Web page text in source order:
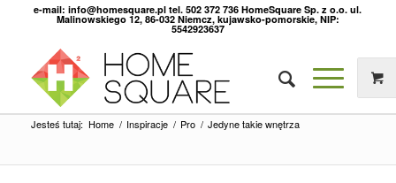
e-mail: info@homesquare.pl tel. 502 372 736 HomeSquare Sp. z o.o. ul.
Malinowskiego 12, 86-032 Niemcz, kujawsko-pomorskie, NIP:
5542923637
Jesteś tutaj: Home / Inspiracje / Pro / Jedyne takie wnętrza